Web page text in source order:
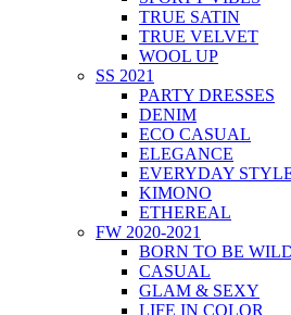
TRUE SATIN
TRUE VELVET
WOOL UP
SS 2021
PARTY DRESSES
DENIM
ECO CASUAL
ELEGANCE
EVERYDAY
KIMONO
ETHEREAL
FW 2020-2021
BORN TO BE
CASUAL
GLAM & SEXY
LIFE IN COLOR